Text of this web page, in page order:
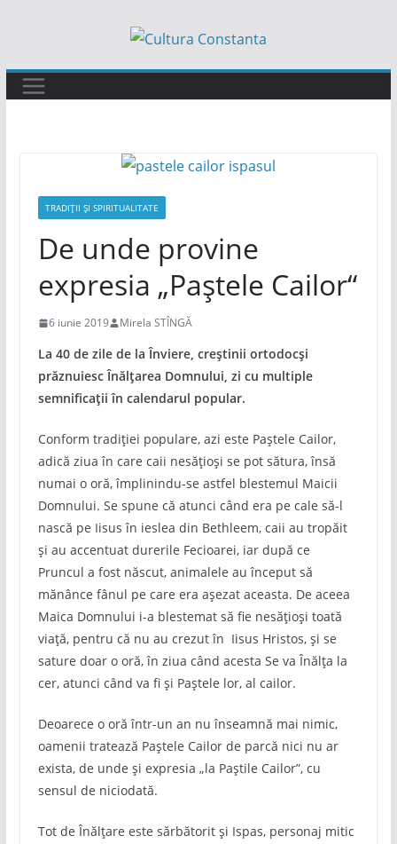
conținut
TRADIȚII ȘI SPIRITUALITATE
De unde provine
expresia „Paștele Cailor“
6 iunie 2019 Mirela STÎNGĂ
La 40 de zile de la Înviere, creștinii ortodocși
prăznuiesc Înălțarea Domnului, zi cu multiple
semnificații în calendarul popular.
Conform tradiției populare, azi este Paștele Cailor,
adică ziua în care caii nesățioși se pot sătura, însă
numai o oră, împlinindu-se astfel blestemul Maicii
Domnului. Se spune că atunci când era pe cale să-l
nască pe Iisus în ieslea din Bethleem, caii au tropăit
și au accentuat durerile Fecioarei, iar după ce
Pruncul a fost născut, animalele au început să
mănânce fânul pe care era așezat aceasta. De aceea
Maica Domnului i-a blestemat să fie nesățioși toată
viață, pentru că nu au crezut în Iisus Hristos, și se
sature doar o oră, în ziua când acesta Se va Înălța la
cer, atunci când va fi și Paștele lor, al cailor.
Deoarece o oră într-un an nu înseamnă mai nimic,
oamenii tratează Paștele Cailor de parcă nici nu ar
exista, de unde și expresia „la Paștile Cailor”, cu
sensul de niciodată.
Tot de Înălțare este sărbătorit și Ispas, personaj mitic